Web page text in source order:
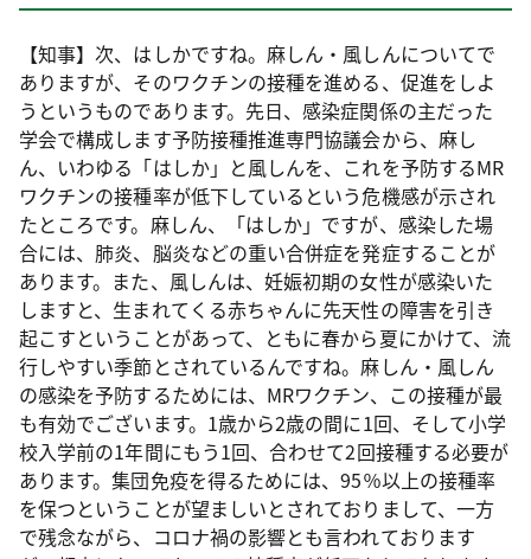
【知事】次、はしかですね。麻しん・風しんについてで
ありますが、そのワクチンの接種を進める、促進をしよ
うというものであります。先日、感染症関係の主だった
学会で構成します予防接種推進専門協議会から、麻し
ん、いわゆる「はしか」と風しんを、これを予防するMR
ワクチンの接種率が低下しているという危機感が示され
たところです。麻しん、「はしか」ですが、感染した場
合には、肺炎、脳炎などの重い合併症を発症することが
あります。また、風しんは、妊娠初期の女性が感染いた
しますと、生まれてくる赤ちゃんに先天性の障害を引き
起こすということがあって、ともに春から夏にかけて、流
行しやすい季節とされているんですね。麻しん・風しん
の感染を予防するためには、MRワクチン、この接種が最
も有効でございます。1歳から2歳の間に1回、そして小学
校入学前の1年間にもう1回、合わせて2回接種する必要が
あります。集団免疫を得るためには、95％以上の接種率
を保つということが望ましいとされておりまして、一方
で残念ながら、コロナ禍の影響とも言われております